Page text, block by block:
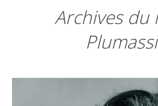
Archives du